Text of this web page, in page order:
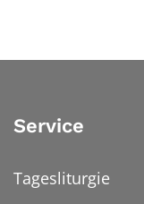
Service
Tagesliturgie